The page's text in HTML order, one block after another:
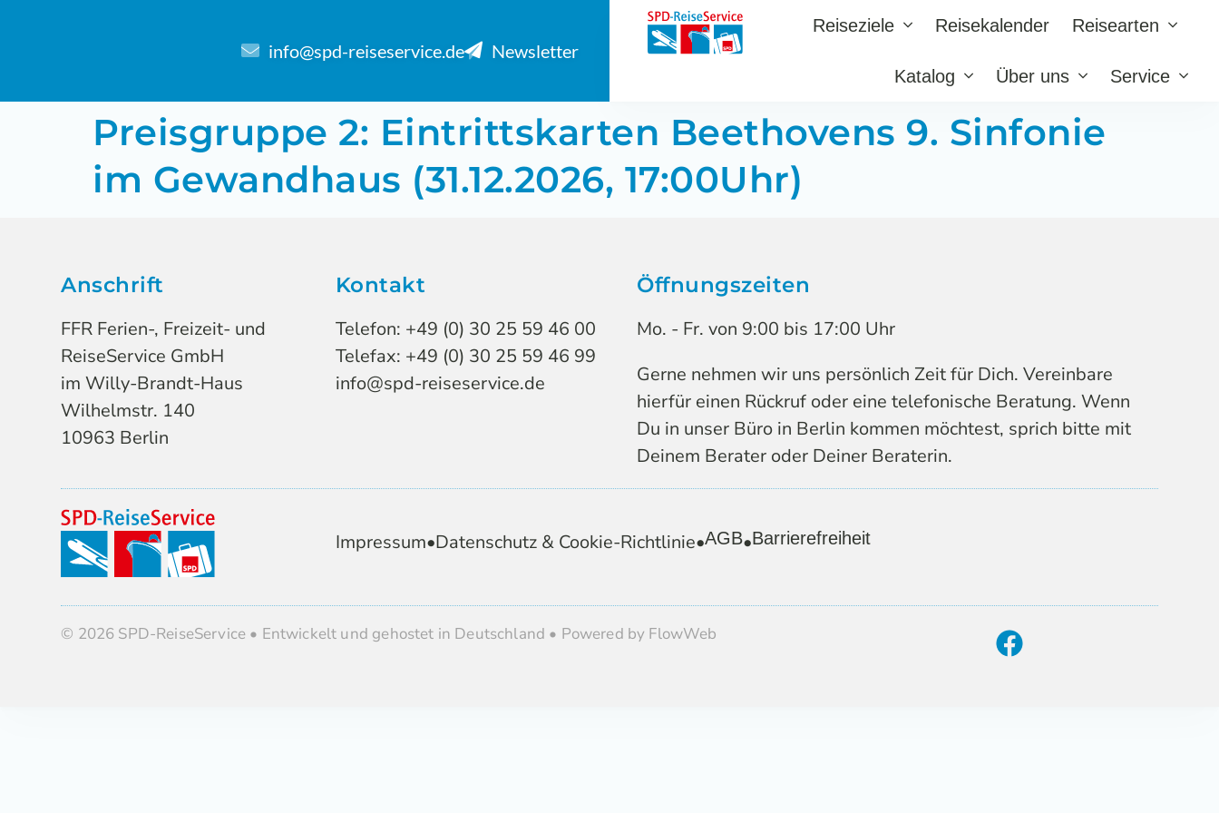
info@spd-reiseservice.de Newsletter
Reiseziele Reisekalender Reisearten
Katalog Über uns Service
Preisgruppe 2: Eintrittskarten Beethovens 9. Sinfonie
im Gewandhaus (31.12.2026, 17:00Uhr)
Anschrift
FFR Ferien-, Freizeit- und
ReiseService GmbH
im Willy-Brandt-Haus
Wilhelmstr. 140
10963 Berlin
Kontakt
Telefon: +49 (0) 30 25 59 46 00
Telefax: +49 (0) 30 25 59 46 99
info@spd-reiseservice.de
Öffnungszeiten
Mo. - Fr. von 9:00 bis 17:00 Uhr
Gerne nehmen wir uns persönlich Zeit für Dich. Vereinbare
hierfür einen Rückruf oder eine telefonische Beratung. Wenn
Du in unser Büro in Berlin kommen möchtest, sprich bitte mit
Deinem Berater oder Deiner Beraterin.
Impressum•Datenschutz & Cookie-Richtlinie•AGB•Barrierefreiheit
© 2026 SPD-ReiseService • Entwickelt und gehostet in Deutschland • Powered by FlowWeb